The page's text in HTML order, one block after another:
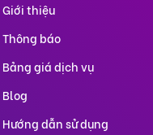
Giới thiệu
Thông báo
Bảng giá dịch vụ
Blog
Hướng dẫn sử dụng